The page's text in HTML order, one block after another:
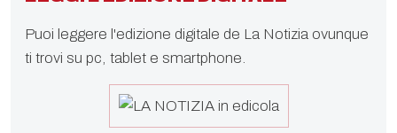
Puoi leggere l'edizione digitale de La Notizia ovunque
ti trovi su pc, tablet e smartphone.